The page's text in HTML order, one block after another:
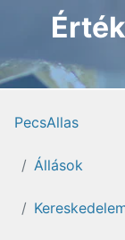
PecsAllas
Állások